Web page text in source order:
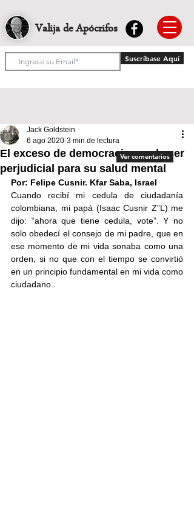
Valija de Apócrifos
Suscríbase Aquí
El exceso de democracia puede ser
perjudicial para su salud mental
Jack Goldstein
6 ago 2020 3 min de lectura
Por: Felipe Cusnir. Kfar Saba, Israel
Cuando recibí mi cedula de ciudadanía
colombiana, mi papá (Isaac Cusnir Z”L) me
dijo: “ahora que tiene cedula, vote”. Y no
solo obedecí el consejo de mi padre, que en
ese momento de mi vida sonaba como una
orden, si no que con el tiempo se convirtió
en un principio fundamental en mi vida como
ciudadano.
Ver comentarios